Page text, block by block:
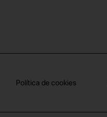
Política de cookies